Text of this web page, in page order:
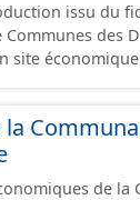
issu du
des Deux Vallées. Seuls
site
à ce
SCI.
la
de la